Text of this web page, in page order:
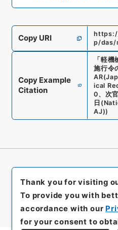
Copy URI
p/das/
Copy Example
Citation
「軽機
施行令
ical
0、 次
日 (
AJ))
Thank you for visiting
To provide you with
accordance with our
for your consent to